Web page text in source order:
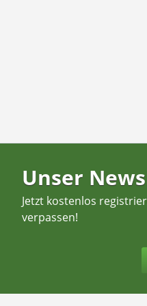
Unser
Jetzt kostenlos
verpassen!